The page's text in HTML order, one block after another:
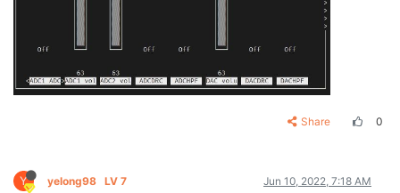
Share 0
Y yelong98 LV 7 Jun 10, 2022, 7:18 AM